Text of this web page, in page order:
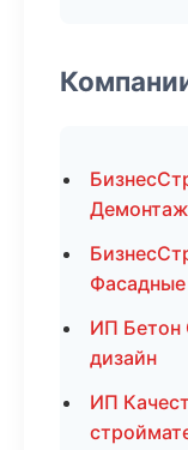
ИП Бетон
дизайн
ИП